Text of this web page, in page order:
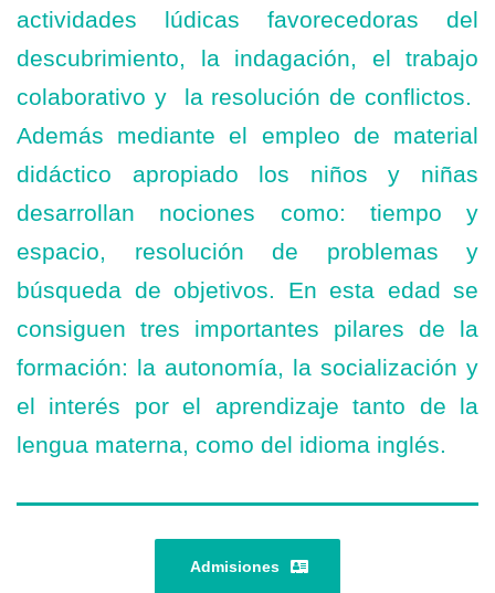
actividades lúdicas favorecedoras del
descubrimiento, la indagación, el trabajo
colaborativo y la resolución de conflictos.
Además mediante el empleo de material
didáctico apropiado los niños y niñas
desarrollan nociones como: tiempo y
espacio, resolución de problemas y
búsqueda de objetivos. En esta edad se
consiguen tres importantes pilares de la
formación: la autonomía, la socialización y
el interés por el aprendizaje tanto de la
lengua materna, como del idioma inglés.
Admisiones